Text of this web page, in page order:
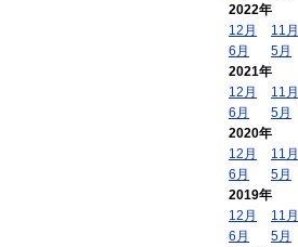
2022年
12月
11月
6月
5月
2021年
12月
11月
6月
5月
2020年
12月
11月
6月
5月
2019年
12月
11月
6月
5月